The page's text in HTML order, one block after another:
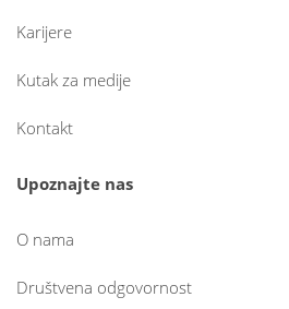
Karijere
Kutak za medije
Kontakt
Upoznajte nas
O nama
Društvena odgovornost